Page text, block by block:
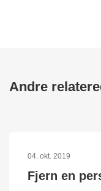
Andre
04. okt. 2019
Fjern en